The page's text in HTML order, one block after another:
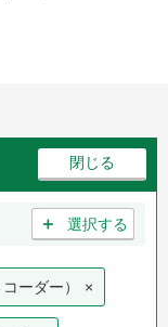
＋ 選択する
ーダー） ×